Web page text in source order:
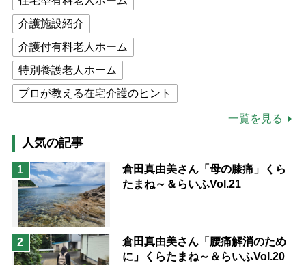
介護施設紹介
介護付有料老人ホーム
特別養護老人ホーム
プロが教える在宅介護のヒント
高木ブー
ケアマネジャー
猫が母になつきません
息子の遠距離介護サバイバル術
兄がボケました
予防法
一覧を見る
人気の記事
1
倉田真由美さん「母の膝痛」くら
たまね～＆らいふVol.21
2
倉田真由美さん「腰痛解消のため
に」くらたまね～＆らいふVol.20